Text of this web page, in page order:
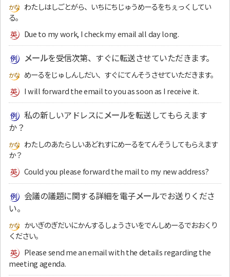
わたしはしごとがら、いちにちじゅうめーるをちぇっくしてい
る。
Due to my work, I check my email all day long.
メールを受信次第、すぐに転送させていただきます。
めーるをじゅしんしだい、すぐにてんそうさせていただきます。
I will forward the email to you as soon as I receive it.
私の新しいアドレスにメールを転送してもらえます
か？
わたしのあたらしいあどれすにめーるをてんそうしてもらえます
か？
Could you please forward the mail to my new address?
会議の議題に関する詳細を電子メールでお送りくださ
い。
かいぎのぎだいにかんするしょうさいをでんしめーるでおおくり
ください。
Please send me an email with the details regarding the
meeting agenda.